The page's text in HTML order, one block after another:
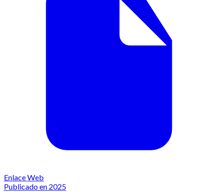
Enlace Web
Publicado en 2025